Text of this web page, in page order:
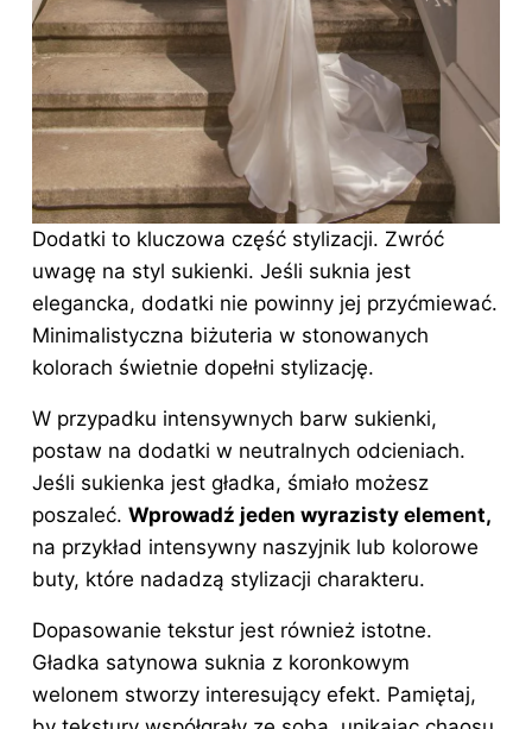
Dodatki to kluczowa część stylizacji. Zwróć
uwagę na styl sukienki. Jeśli suknia jest
elegancka, dodatki nie powinny jej przyćmiewać.
Minimalistyczna biżuteria w stonowanych
kolorach świetnie dopełni stylizację.
W przypadku intensywnych barw sukienki,
postaw na dodatki w neutralnych odcieniach.
Jeśli sukienka jest gładka, śmiało możesz
poszaleć. Wprowadź jeden wyrazisty element,
na przykład intensywny naszyjnik lub kolorowe
buty, które nadadzą stylizacji charakteru.
Dopasowanie tekstur jest również istotne.
Gładka satynowa suknia z koronkowym
welonem stworzy interesujący efekt. Pamiętaj,